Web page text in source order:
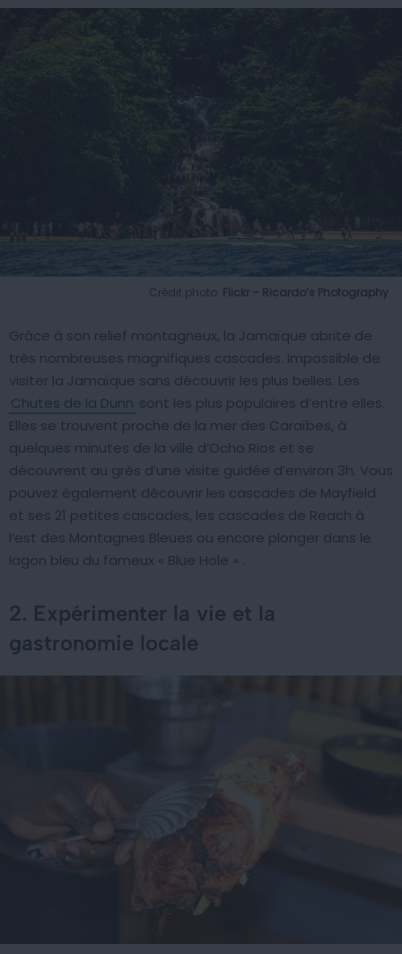
Crédit photo: Flickr – Ricardo’s Photography
Grâce à son relief montagneux, la Jamaïque abrite de
très nombreuses magnifiques cascades. Impossible de
visiter la Jamaïque sans découvrir les plus belles. Les
Chutes de la Dunn sont les plus populaires d’entre elles.
Elles se trouvent proche de la mer des Caraïbes, à
quelques minutes de la ville d’Ocho Rios et se
découvrent au grès d’une visite guidée d’environ 3h. Vous
pouvez également découvrir les cascades de Mayfield
et ses 21 petites cascades, les cascades de Reach à
l’est des Montagnes Bleues ou encore plonger dans le
lagon bleu du fameux « Blue Hole » .
2. Expérimenter la vie et la
gastronomie locale